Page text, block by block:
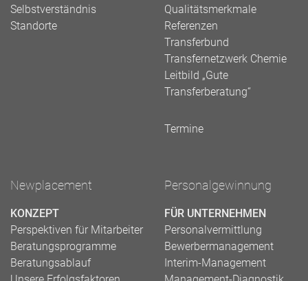
Selbstverständnis
Standorte
Qualitätsmerkmale
Referenzen
Transferbund
Transfernetzwerk Chemie
Leitbild „Gute
Transferberatung“
Termine
Newplacement
KONZEPT
Perspektiven für Mitarbeiter
Beratungsprogramme
Beratungsablauf
Personalgewinnung
FÜR UNTERNEHMEN
Personalvermittlung
Bewerbermanagement
Interim-Management